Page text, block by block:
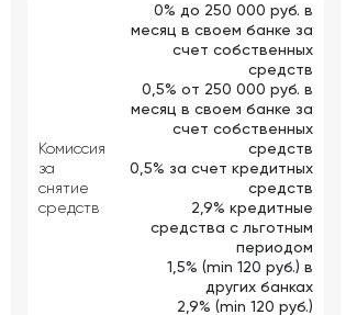
Комиссия
за
снятие
средств
0% до 250 000 руб. в
месяц в своем банке за
счет собственных
средств
0,5% от 250 000 руб. в
месяц в своем банке за
счет собственных
средств
0,5% за счет кредитных
средств
2,9% кредитные
средства с льготным
периодом
1,5% (min 120 руб.) в
других банках
2,9% (min 120 руб.)